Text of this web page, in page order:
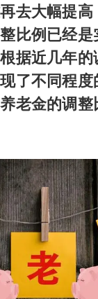
去大幅提
比例已经
据近几年
了不同程
老金的调